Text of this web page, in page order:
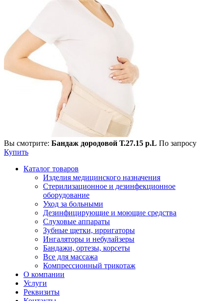
Вы смотрите: Бандаж дородовой Т.27.15 р.L По запросу
Купить
Каталог товаров
Изделия медицинского назначения
Стерилизационное и дезинфекционное
оборудование
Уход за больными
Дезинфицирующие и моющие средства
Слуховые аппараты
Зубные щетки, ирригаторы
Ингаляторы и небулайзеры
Бандажи, ортезы, корсеты
Все для массажа
Компрессионный трикотаж
О компании
Услуги
Реквизиты